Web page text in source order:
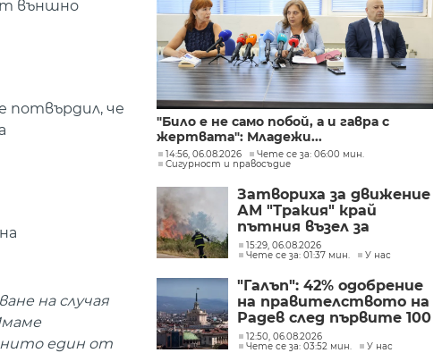
външно
потвърдил, че
на случая
нито един от
"Било е не само побой, а и гавра с
жертвата": Младежи...
14:56, 06.08.2026
Чете се за: 06:00 мин.
Сигурност и правосъдие
Затвориха за движение
АМ "Тракия" край
пътния възел за
Велинград заради
пожар
15:29, 06.08.2026
Чете се за: 01:37 мин.
У нас
"Галъп": 42% одобрение
на правителството на
Радев след първите 100
дни управление
12:50, 06.08.2026
Чете се за: 03:52 мин.
У нас